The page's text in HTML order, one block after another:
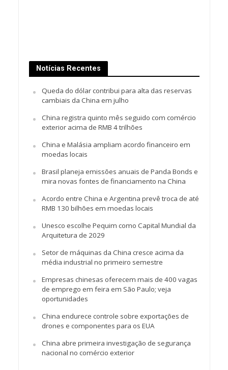
Notícias Recentes
Queda do dólar contribui para alta das reservas
cambiais da China em julho
China registra quinto mês seguido com comércio
exterior acima de RMB 4 trilhões
China e Malásia ampliam acordo financeiro em
moedas locais
Brasil planeja emissões anuais de Panda Bonds e
mira novas fontes de financiamento na China
Acordo entre China e Argentina prevê troca de até
RMB 130 bilhões em moedas locais
Unesco escolhe Pequim como Capital Mundial da
Arquitetura de 2029
Setor de máquinas da China cresce acima da
média industrial no primeiro semestre
Empresas chinesas oferecem mais de 400 vagas
de emprego em feira em São Paulo; veja
oportunidades
China endurece controle sobre exportações de
drones e componentes para os EUA
China abre primeira investigação de segurança
nacional no comércio exterior